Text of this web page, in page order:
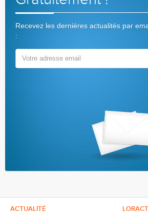
Recevez les dernières actualités par
:
ACTUALITÉ